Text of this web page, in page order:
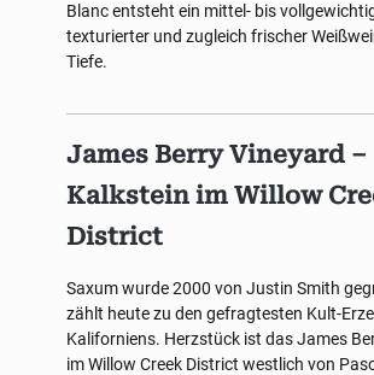
Blanc entsteht ein mittel- bis
texturierter und zugleich frischer
Tiefe.
James Berry Vineyard –
Kalkstein im Willow
District
Saxum wurde 2000 von Justin Smith
zählt heute zu den gefragtesten Kult-
Kaliforniens. Herzstück ist das James
im Willow Creek District westlich von